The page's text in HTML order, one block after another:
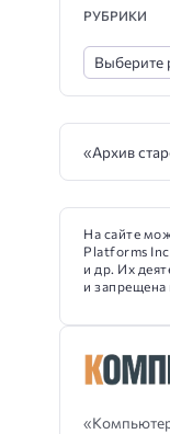
РУБРИКИ
«Архив
На сайте
Platforms
и др. Их
и